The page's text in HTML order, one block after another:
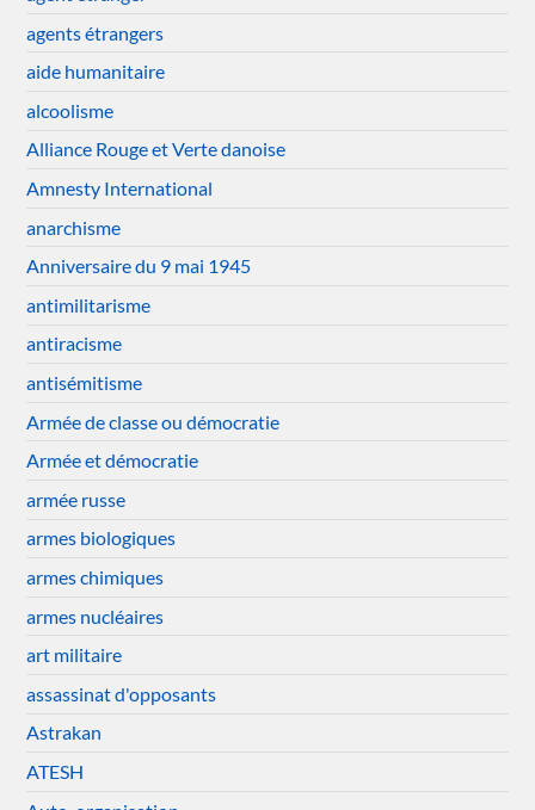
agents étrangers
aide humanitaire
alcoolisme
Alliance Rouge et Verte danoise
Amnesty International
anarchisme
Anniversaire du 9 mai 1945
antimilitarisme
antiracisme
antisémitisme
Armée de classe ou démocratie
Armée et démocratie
armée russe
armes biologiques
armes chimiques
armes nucléaires
art militaire
assassinat d'opposants
Astrakan
ATESH